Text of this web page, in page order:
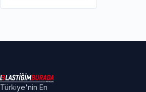
Türkiye'nin En